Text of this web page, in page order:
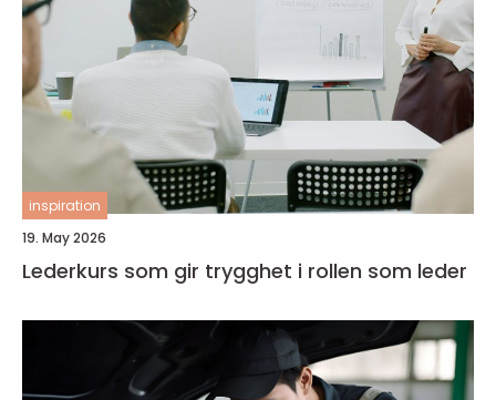
inspiration
19. May 2026
Lederkurs som gir trygghet i rollen som leder